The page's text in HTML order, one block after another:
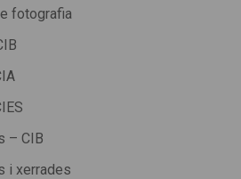
fotografia
– CIB
i xerrades